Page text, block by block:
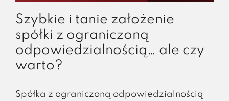
Szybkie i tanie założenie
spółki z ograniczoną
odpowiedzialnością… ale czy
warto?
Spółka z ograniczoną odpowiedzialnością